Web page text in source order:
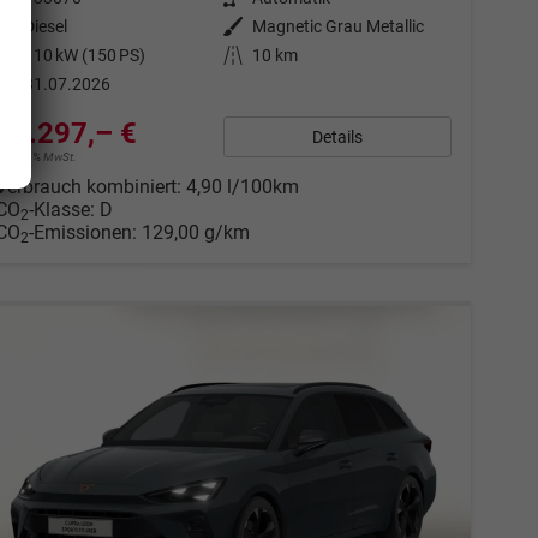
Diesel Außenfarbe
Magnetic Grau Metallic
110 kW (150 PS) Kilometerstand
10 km
31.07.2026
37.297,– €
incl. 21% MwSt.
Details
kombiniert: 4,90 l/100km
2-Klasse: D
2-Emissionen: 129,00 g/km